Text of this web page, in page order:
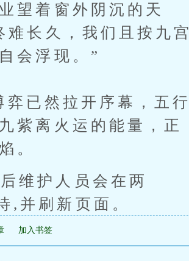
望着窗外阴沉的天
长久，我们且按九宫
会浮现。”
已然拉开序幕，五行
紫离火运的能量，正
。
维护人员会在两
,并刷新页面。
加入书签